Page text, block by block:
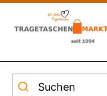
Suchen